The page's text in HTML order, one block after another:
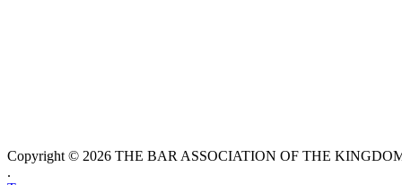
Copyright © 2026 THE BAR ASSOCIATION OF THE
.